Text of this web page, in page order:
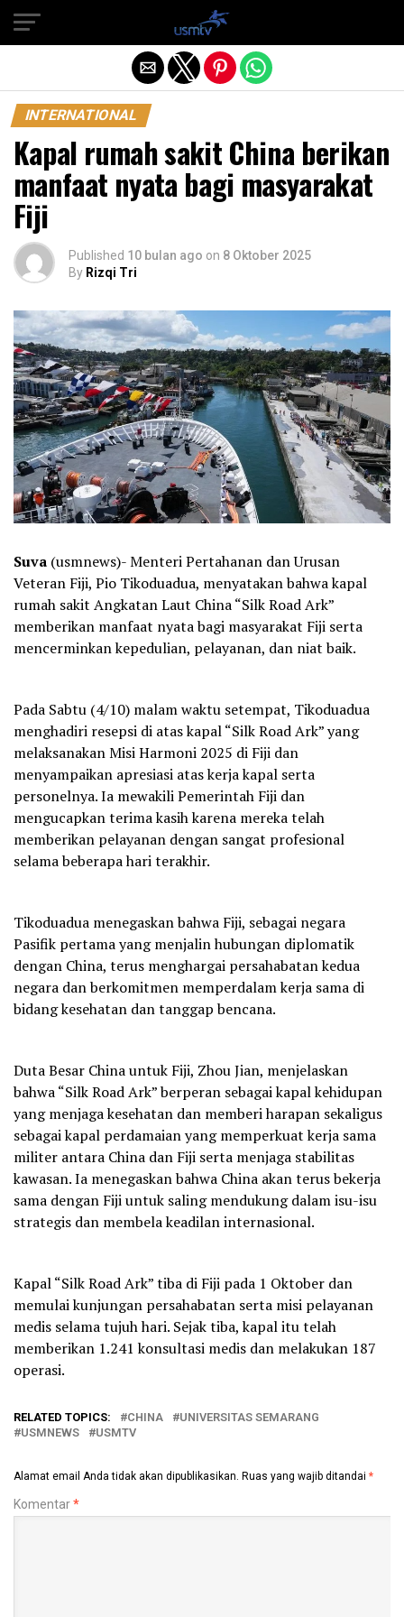
INTERNATIONAL
Kapal rumah sakit China berikan
manfaat nyata bagi masyarakat
Fiji
Published 10 bulan ago on 8 Oktober 2025
By Rizqi Tri
Suva (usmnews)- Menteri Pertahanan dan Urusan
Veteran Fiji, Pio Tikoduadua, menyatakan bahwa kapal
rumah sakit Angkatan Laut China “Silk Road Ark”
memberikan manfaat nyata bagi masyarakat Fiji serta
mencerminkan kepedulian, pelayanan, dan niat baik.
Pada Sabtu (4/10) malam waktu setempat, Tikoduadua
menghadiri resepsi di atas kapal “Silk Road Ark” yang
melaksanakan Misi Harmoni 2025 di Fiji dan
menyampaikan apresiasi atas kerja kapal serta
personelnya. Ia mewakili Pemerintah Fiji dan
mengucapkan terima kasih karena mereka telah
memberikan pelayanan dengan sangat profesional
selama beberapa hari terakhir.
Tikoduadua menegaskan bahwa Fiji, sebagai negara
Pasifik pertama yang menjalin hubungan diplomatik
dengan China, terus menghargai persahabatan kedua
negara dan berkomitmen memperdalam kerja sama di
bidang kesehatan dan tanggap bencana.
Duta Besar China untuk Fiji, Zhou Jian, menjelaskan
bahwa “Silk Road Ark” berperan sebagai kapal kehidupan
yang menjaga kesehatan dan memberi harapan sekaligus
sebagai kapal perdamaian yang memperkuat kerja sama
militer antara China dan Fiji serta menjaga stabilitas
kawasan. Ia menegaskan bahwa China akan terus bekerja
sama dengan Fiji untuk saling mendukung dalam isu-isu
strategis dan membela keadilan internasional.
Kapal “Silk Road Ark” tiba di Fiji pada 1 Oktober dan
memulai kunjungan persahabatan serta misi pelayanan
medis selama tujuh hari. Sejak tiba, kapal itu telah
memberikan 1.241 konsultasi medis dan melakukan 187
operasi.
RELATED TOPICS: CHINA
UNIVERSITAS SEMARANG
USMNEWS
USMTV
Alamat email Anda tidak akan dipublikasikan. Ruas yang wajib ditandai *
Komentar*
Exit mobile version